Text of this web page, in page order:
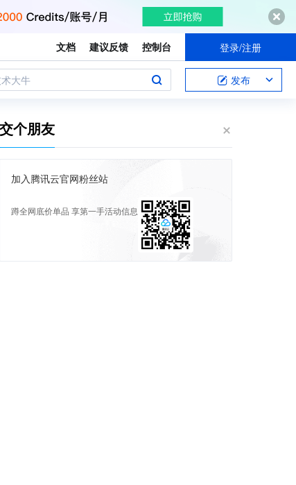
文档 建议反馈 控制台 登录/注册
大牛 发布
交个朋友
加入腾讯云官网粉丝站
蹲全网底价单品 享第一手活动信息